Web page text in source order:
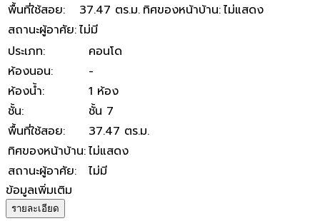
พื้นที่ใช้สอย: 37.47 ตร.ม. ทิศของหน้าบ้าน:ไม่แสดง
สถานะผู้อาศัย:ไม่มี
ประเภท:
คอนโด
ห้องนอน:
-
ห้องน้ำ:
1 ห้อง
ชั้น:
ชั้น 7
พื้นที่ใช้สอย:
37.47 ตร.ม.
ทิศของหน้าบ้าน:ไม่แสดง
สถานะผู้อาศัย:
ไม่มี
ข้อมูลเพิ่มเติม
รายละเอียด